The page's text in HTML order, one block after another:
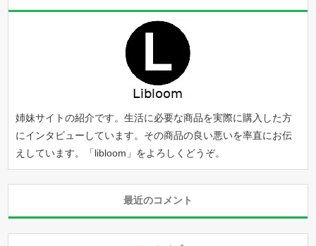
姉妹サイトの紹介です。生活に必要な商品を実際に購入した方
にインタビューしています。その商品の良い悪いを率直にお伝
えしています。「libloom 」をよろしくどうぞ。
最近のコメント